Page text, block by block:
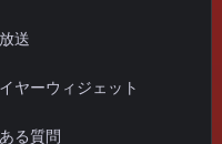
送
ヤーウィジェット
る質問